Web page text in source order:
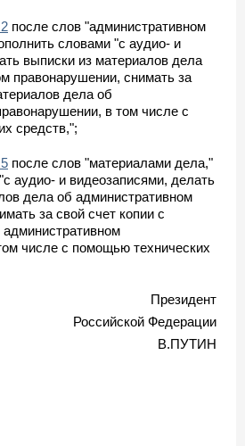
после слов "административном
словами "с аудио- и
выписки из материалов дела
правонарушении, снимать за
дела об
в том числе с
средств,";
после слов "материалами дела,"
аудио- и видеозаписями, делать
дела об административном
за свой счет копии с
числе с помощью технических
Президент
Российской Федерации
В.ПУТИН